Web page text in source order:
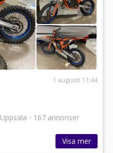
1 augusti 11:44
Uppsala • 167 annonser
Visa mer